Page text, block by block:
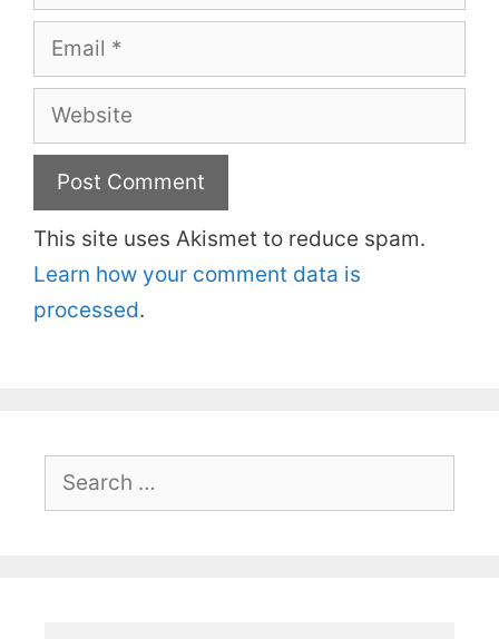
Email
Website
This site uses Akismet to reduce spam.
Learn how your comment data is
processed.
Search